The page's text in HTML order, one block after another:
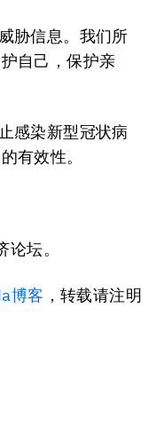
胁信息。我们所
自己，保护亲
感染新型冠状病
有效性。
坛。
博客 ，转载请注明